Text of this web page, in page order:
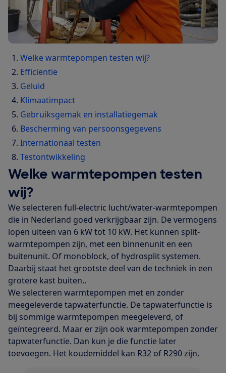
Welke warmtepompen testen wij?
Efficiëntie
Geluid
Klimaatimpact
Gebruiksgemak en installatiegemak
Bescherming van persoonsgegevens
Internationaal testen
Testontwikkeling
Welke warmtepompen testen
wij?
We selecteren full-electric lucht/water-warmtepompen
die in Nederland goed verkrijgbaar zijn. De vermogens
lopen uiteen van 6 kW tot 10 kW. Het kunnen split-
warmtepompen zijn, met een binnenunit en een
buitenunit. Of monoblock, of hydrosplit systemen.
Daarbij staat het grootste deel van de techniek in een
grotere kast buiten..
We selecteren warmtepompen met en zonder
meegeleverde tapwaterfunctie. De tapwaterfunctie is
bij sommige warmtepompen meegeleverd, of
geïntegreerd. Maar er zijn ook warmtepompen zonder
tapwaterfunctie. Dan kun je die functie later
toevoegen. Het koudemiddel kan R32 of R290 zijn.